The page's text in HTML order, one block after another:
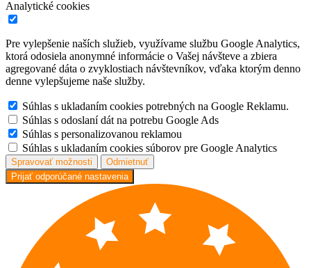
Analytické cookies
Pre vylepšenie naších služieb, využívame službu Google Analytics,
ktorá odosiela anonymné informácie o Vašej návšteve a zbiera
agregované dáta o zvyklostiach návštevníkov, vďaka ktorým denno
denne vylepšujeme naše služby.
Súhlas s ukladaním cookies potrebných na Google Reklamu.
Súhlas s odoslaní dát na potrebu Google Ads
Súhlas s personalizovanou reklamou
Súhlas s ukladaním cookies súborov pre Google Analytics
Spravovať možnosti
Odmietnuť
Prijať odporúčané nastavenia